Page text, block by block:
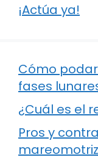
¡Actúa ya!
Cómo
fases
¿Cuál es el
Pros y
mareomotriz